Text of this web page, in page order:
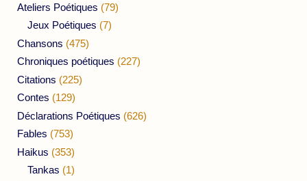
Ateliers Poétiques (79)
Jeux Poétiques (7)
Chansons (475)
Chroniques poétiques (227)
Citations (225)
Contes (129)
Déclarations Poétiques (626)
Fables (753)
Haikus (353)
Tankas (1)